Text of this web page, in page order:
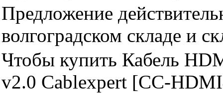
Предложение
волгоградском складе и
Чтобы купить Кабель
v2.0 Cablexpert [CC-